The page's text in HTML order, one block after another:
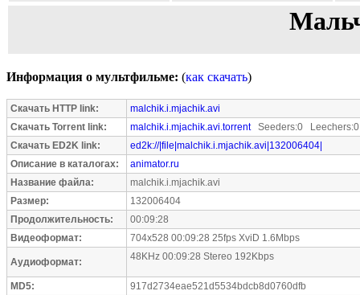
Информация о мультфильме: (как скачать)
Скачать HTTP link:
malchik.i.mjachik.avi
Скачать Torrent link:
malchik.i.mjachik.avi.torrentSeeders:0 Leechers:0
Скачать ED2K link:
ed2k://|file|malchik.i.mjachik.avi|132006404|
Описание в каталогах:
animator.ru
Название файла:
malchik.i.mjachik.avi
Размер:
132006404
Продолжительность:
00:09:28
Видеоформат:
704x528 00:09:28 25fps XviD 1.6Mbps
Аудиоформат: 48KHz 00:09:28 Stereo 192Kbps
MD5:
917d2734eae521d5534bdcb8d0760dfb